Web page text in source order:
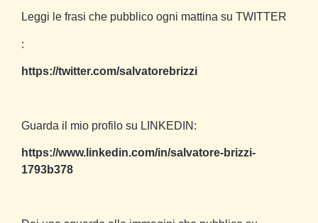
Leggi le frasi che pubblico ogni mattina su TWITTER
:
https://twitter.com/salvatorebrizzi
Guarda il mio profilo su LINKEDIN:
https://www.linkedin.com/in/salvatore-brizzi-
1793b378